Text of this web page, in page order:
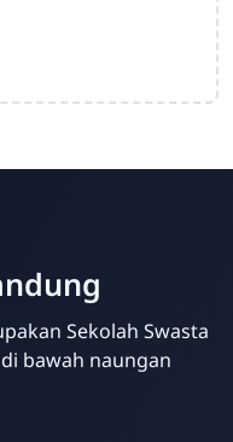
Sekolah Swasta
bawah naungan